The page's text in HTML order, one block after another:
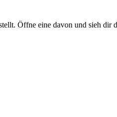
Öffne eine davon und sieh dir